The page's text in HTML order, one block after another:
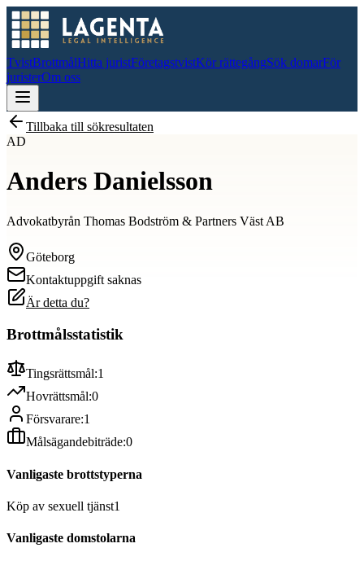
TvistBrottmålHitta juristFöretagstvistKör rättegångSök domarFör
juristerOm oss
Tillbaka till sökresultaten
AD
Anders Danielsson
Advokatbyrån Thomas Bodström & Partners Väst AB
Göteborg
Kontaktuppgift saknas
Är detta du?
Brottmålsstatistik
Tingsrättsmål:1
Hovrättsmål:0
Försvarare:1
Målsägandebiträde:0
Vanligaste brottstyperna
Köp av sexuell tjänst1
Vanligaste domstolarna